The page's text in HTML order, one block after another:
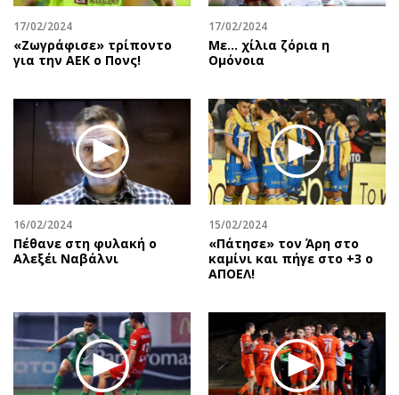
17/02/2024
«Ζωγράφισε» τρίποντο
για την ΑΕΚ ο Πονς!
17/02/2024
Με... χίλια ζόρια η
Ομόνοια
16/02/2024
Πέθανε στη φυλακή ο
Αλεξέι Ναβάλνι
15/02/2024
«Πάτησε» τον Άρη στο
καμίνι και πήγε στο +3 ο
ΑΠΟΕΛ!